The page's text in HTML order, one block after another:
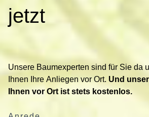
t
e
r
e
jetzt
Unsere Baumexperten sind für Sie da
Ihnen Ihre Anliegen vor Ort. Und
Ihnen vor Ort ist stets kostenlos.